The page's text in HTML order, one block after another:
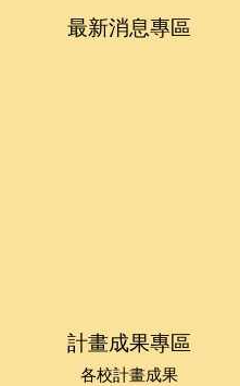
最新消息專區
計畫成果專區
各校計畫成果